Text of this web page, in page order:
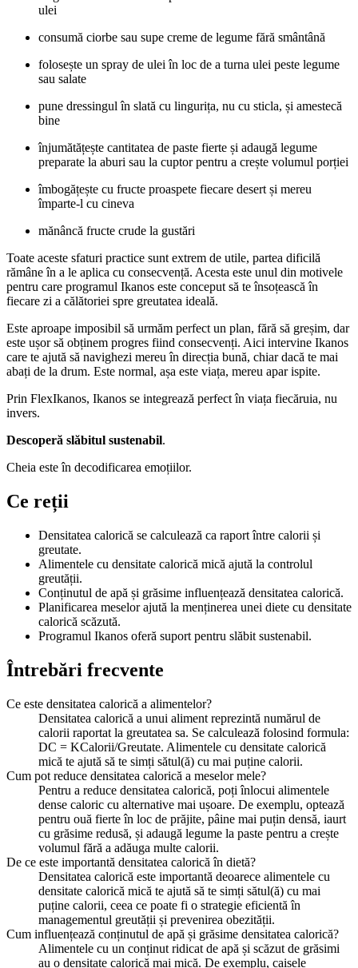
ulei
consumă ciorbe sau supe creme de legume fără smântână
folosește un spray de ulei în loc de a turna ulei peste legume
sau salate
pune dressingul în slată cu lingurița, nu cu sticla, și amestecă
bine
înjumătățește cantitatea de paste fierte și adaugă legume
preparate la aburi sau la cuptor pentru a crește volumul porției
îmbogățește cu fructe proaspete fiecare desert și mereu
împarte-l cu cineva
mănâncă fructe crude la gustări
Toate aceste sfaturi practice sunt extrem de utile, partea dificilă
rămâne în a le aplica cu consecvență. Acesta este unul din motivele
pentru care programul Ikanos este conceput să te însoțească în
fiecare zi a călătoriei spre greutatea ideală.
Este aproape imposibil să urmăm perfect un plan, fără să greșim, dar
este ușor să obținem progres fiind consecvenți. Aici intervine Ikanos
care te ajută să navighezi mereu în direcția bună, chiar dacă te mai
abați de la drum. Este normal, așa este viața, mereu apar ispite.
Prin FlexIkanos, Ikanos se integrează perfect în viața fiecăruia, nu
invers.
Descoperă slăbitul sustenabil.
Cheia este în decodificarea emoțiilor.
Ce reții
Densitatea calorică se calculează ca raport între calorii și
greutate.
Alimentele cu densitate calorică mică ajută la controlul
greutății.
Conținutul de apă și grăsime influențează densitatea calorică.
Planificarea meselor ajută la menținerea unei diete cu densitate
calorică scăzută.
Programul Ikanos oferă suport pentru slăbit sustenabil.
Întrebări frecvente
Ce este densitatea calorică a alimentelor?
Densitatea calorică a unui aliment reprezintă numărul de
calorii raportat la greutatea sa. Se calculează folosind formula:
DC = KCalorii/Greutate. Alimentele cu densitate calorică
mică te ajută să te simți sătul(ă) cu mai puține calorii.
Cum pot reduce densitatea calorică a meselor mele?
Pentru a reduce densitatea calorică, poți înlocui alimentele
dense caloric cu alternative mai ușoare. De exemplu, optează
pentru ouă fierte în loc de prăjite, pâine mai puțin densă, iaurt
cu grăsime redusă, și adaugă legume la paste pentru a crește
volumul fără a adăuga multe calorii.
De ce este importantă densitatea calorică în dietă?
Densitatea calorică este importantă deoarece alimentele cu
densitate calorică mică te ajută să te simți sătul(ă) cu mai
puține calorii, ceea ce poate fi o strategie eficientă în
managementul greutății și prevenirea obezității.
Cum influențează conținutul de apă și grăsime densitatea calorică?
Alimentele cu un conținut ridicat de apă și scăzut de grăsimi
au o densitate calorică mai mică. De exemplu, caisele